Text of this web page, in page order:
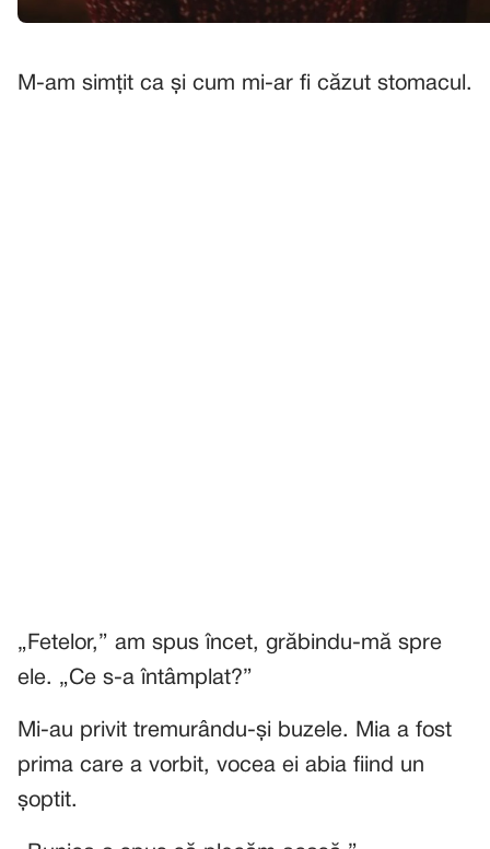
M-am simțit ca și cum mi-ar fi căzut stomacul.
„Fetelor,” am spus încet, grăbindu-mă spre
ele. „Ce s-a întâmplat?”
Mi-au privit tremurându-și buzele. Mia a fost
prima care a vorbit, vocea ei abia fiind un
șoptit.